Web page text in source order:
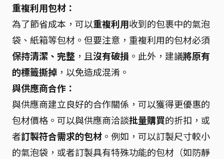
重複利用包材：
為了節省成本，可以重複利用收到的包裹中的氣泡
袋、紙箱等包材。但要注意，重複利用的包材必須
保持清潔、完整 ，且沒有破損 。此外，建議將原有
的標籤撕掉 ，以免造成混淆。
與供應商合作：
與供應商建立良好的合作關係，可以獲得更優惠的
包材價格。可以與供應商洽談批量購買的折扣，或
者訂製符合需求的包材 。例如，可以訂製尺寸較小
的氣泡袋，或者訂製具有特殊功能的包材（如防靜